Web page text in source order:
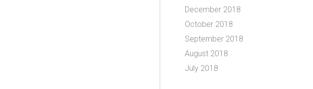
December 2018
October 2018
September 2018
August 2018
July 2018